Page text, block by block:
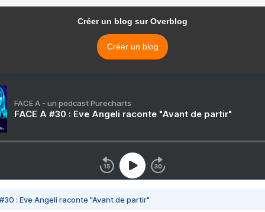
Créer un blog sur Overblog
Créer un blog
FACE A - un podcast Purecharts
FACE A #30 : Eve Angeli raconte "Avant de partir"
#30 : Eve Angeli raconte "Avant de partir"